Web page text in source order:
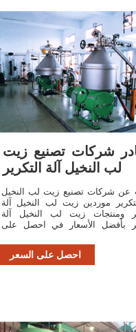
شركات تصنيع زيت
لب النخيل آلة التكرير
عن شركات تصنيع زيت لب النخيل
موردين زيت لب النخيل آلة
ومنتجات زيت لب النخيل آلة
بأفضل الأسعار في احصل على
احصل على السعر